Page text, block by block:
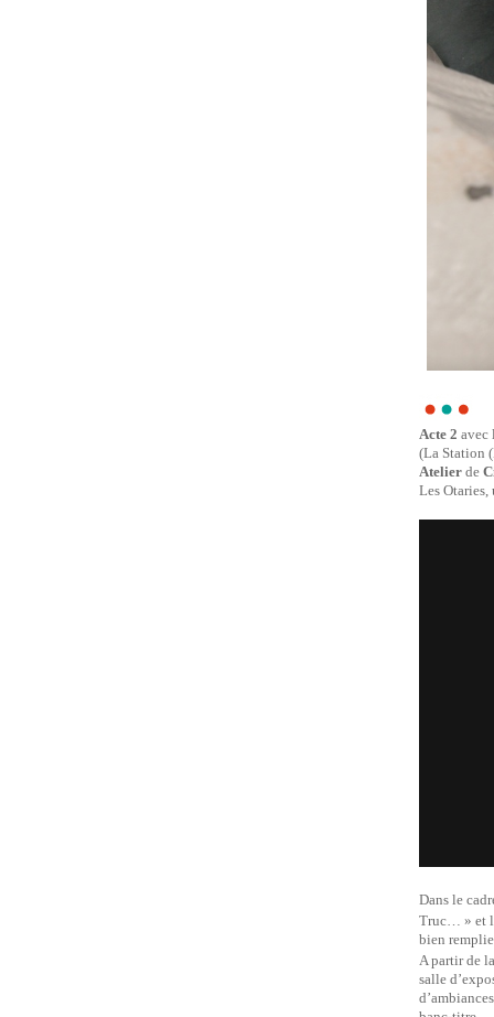
Acte 2 avec
(La Station
Atelier de
Les Otaries,
Dans le
Truc… » et
bien
A partir de
salle